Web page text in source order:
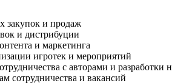
закупок и продаж
и дистрибуции
и маркетинга
игротек и мероприятий
с авторами и разработки
сотрудничества и вакансий